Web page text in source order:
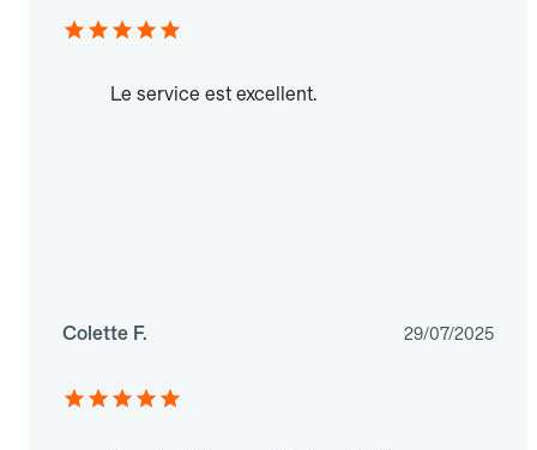
Le service est excellent.
Colette F. 29/07/2025